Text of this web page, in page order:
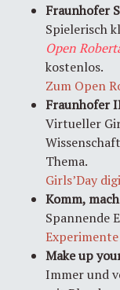
Fraunhofer
Spielerisch
Open
kostenlos.
Zum Open
Fraunhofer
Virtueller
Thema.
Girls’Day
Komm,
Spannende
Experimente
Make up
Immer und